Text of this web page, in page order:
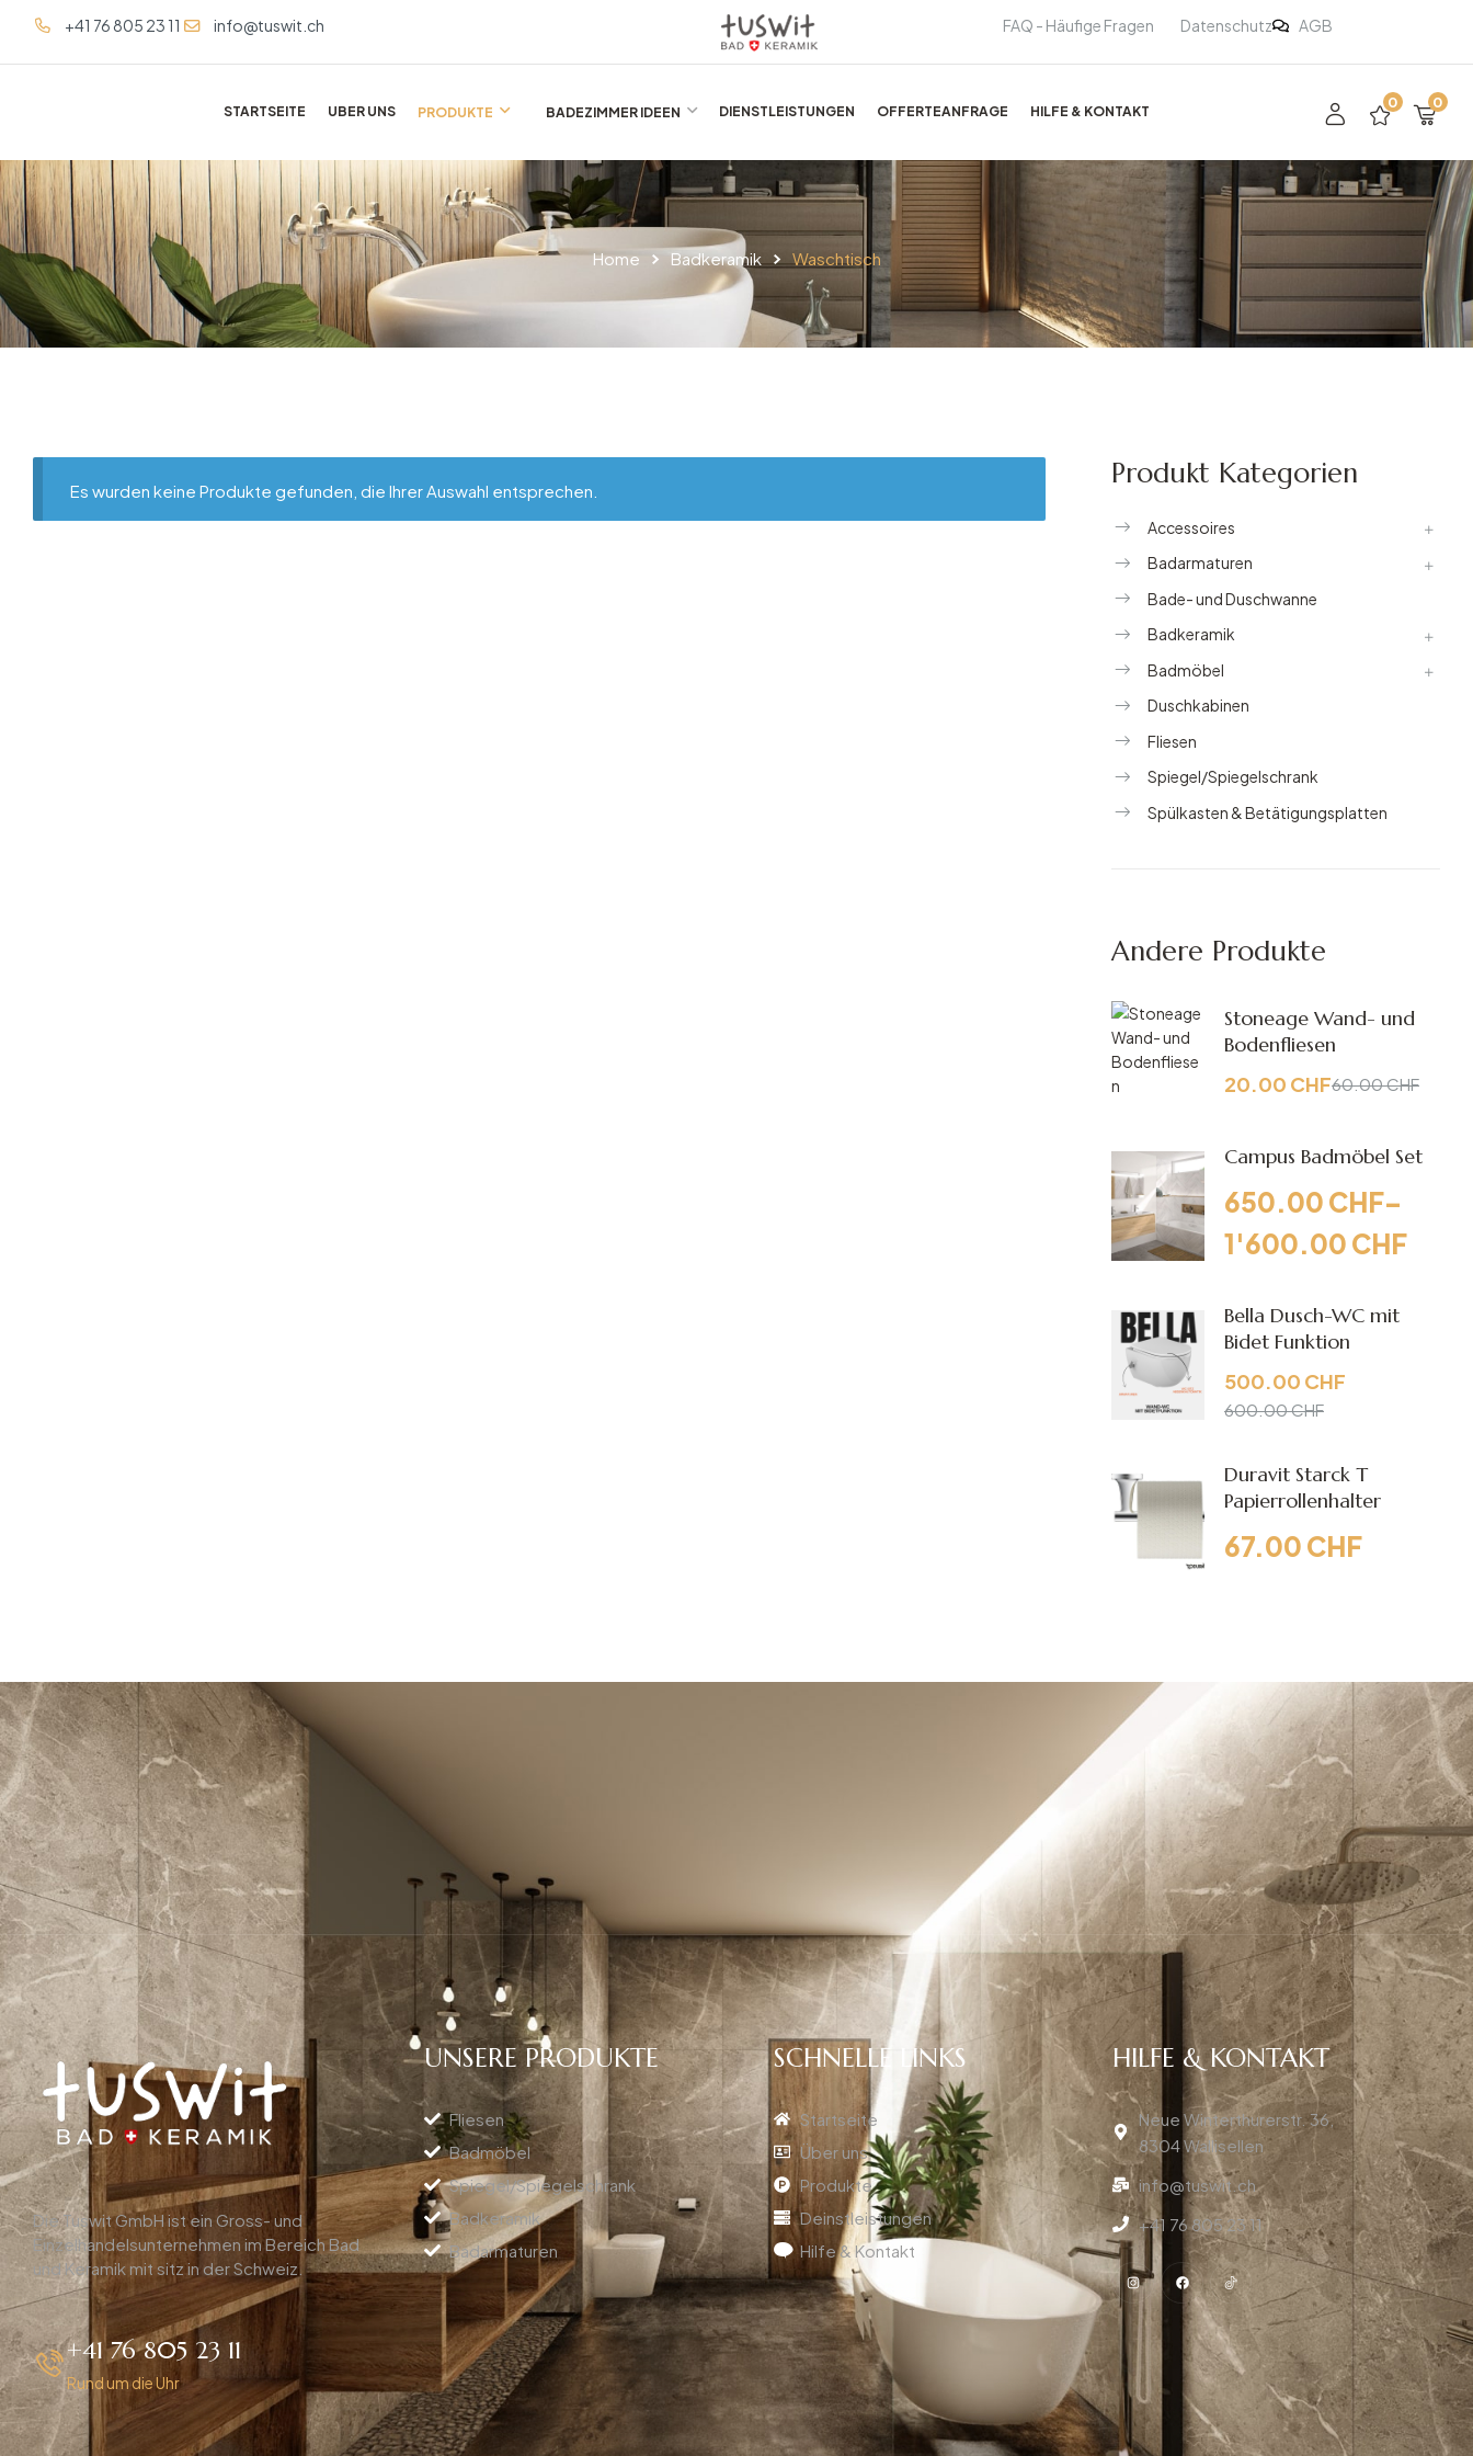
+41 76 805 23 11 info@tuswit.ch FAQ - Häufige Fragen Datenschutz AGB
STARTSEITE UBER UNS PRODUKTE BADEZIMMER IDEEN DIENSTLEISTUNGEN OFFERTEANFRAGE HILFE & KONTAKT
0 0
Home Badkeramik Waschtisch
Es wurden keine Produkte gefunden, die Ihrer Auswahl entsprechen.
Produkt Kategorien
Accessoires
Badarmaturen
Bade- und Duschwanne
Badkeramik
Badmöbel
Duschkabinen
Fliesen
Spiegel/Spiegelschrank
Spülkasten & Betätigungsplatten
Andere Produkte
Stoneage Wand- und
Bodenfliesen
60.00CHF
20.00 CHF
Campus Badmöbel Set
650.00 CHF–
1'600.00 CHF
Bella Dusch-WC mit
Bidet Funktion
600.00CHF
500.00 CHF
Duravit Starck T
Papierrollenhalter
67.00 CHF
Die Tuswit GmbH ist ein Gross- und
Einzelhandelsunternehmen im Bereich Bad
und Keramik mit sitz in der Schweiz.
+41 76 805 23 11
Rund um die Uhr
UNSERE PRODUKTE
Fliesen
Badmöbel
Spiegel/Spiegelschrank
Badkeramik
Badarmaturen
SCHNELLE LINKS
Startseite
Über uns
Produkte
Deinstleistungen
Hilfe & Kontakt
HILFE & KONTAKT
Neue Winterthurerstr. 36,
8304 Wallisellen
info@tuswit.ch
+41 76 805 23 11